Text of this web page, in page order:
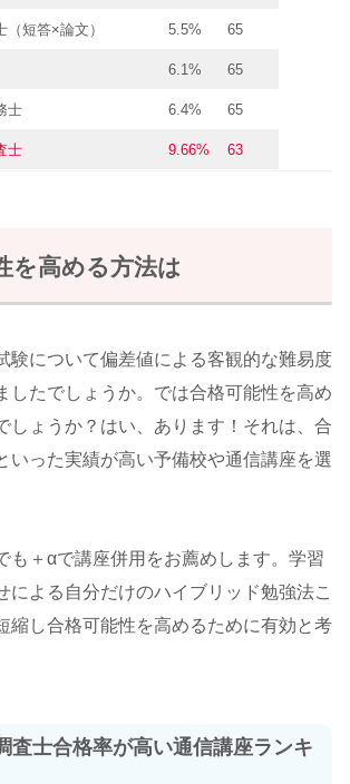
（短答×論文） 5.5% 65
6.1% 65
士 6.4% 65
士 9.66% 63
を高める方法は
験について偏差値による客観的な難易度
したでしょうか。では合格可能性を高め
しょうか？はい、あります！それは、合
いった実績が高い予備校や通信講座を選
も＋αで講座併用をお薦めします。学習
による自分だけのハイブリッド勉強法こ
縮し合格可能性を高めるために有効と考
査士合格率が高い通信講座ランキ